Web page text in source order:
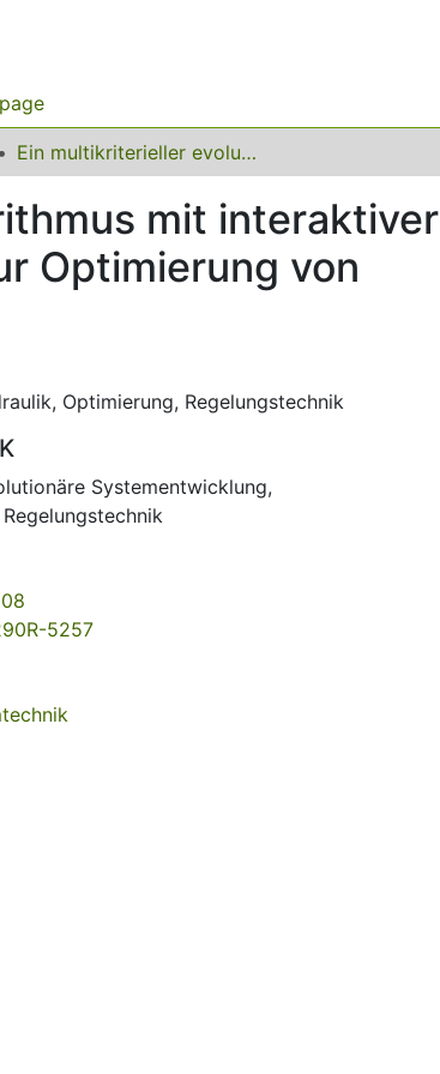
Ein multikriterieller evolutionärer Algorithmus mit interaktiver Präferenzintegration – Angewendet zur Optimierung von Hydraulikventilreglern
mit interaktiver
Optimierung von
, Optimierung, Regelungstechnik
Systementwicklung,
Regelungstechnik
5257